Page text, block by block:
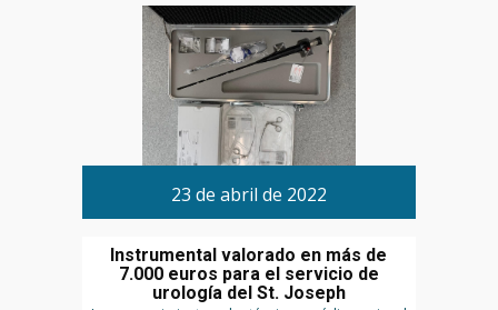
23 de abril de 2022
Instrumental valorado en más de
7.000 euros para el servicio de
urología del St. Joseph